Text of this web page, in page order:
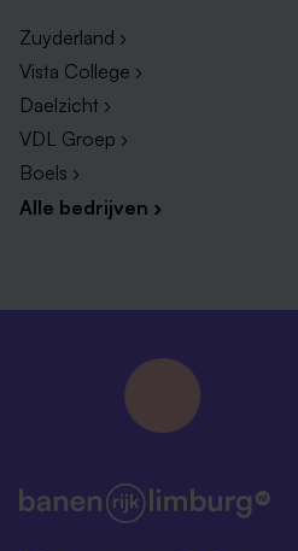
Zuyderland ›
Vista College ›
Daelzicht ›
VDL Groep ›
Boels ›
Alle bedrijven ›